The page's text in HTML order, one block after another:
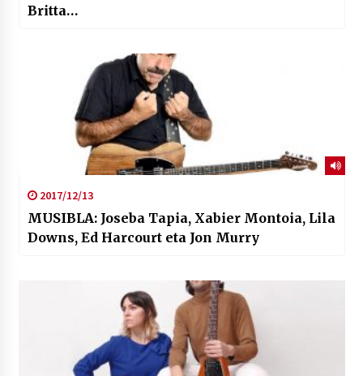
Britta…
2017/12/13
MUSIBLA: Joseba Tapia, Xabier Montoia, Lila
Downs, Ed Harcourt eta Jon Murry